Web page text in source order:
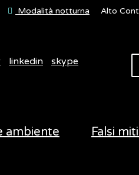
Modalità notturna Alto
linkedin skype
ambiente Falsi